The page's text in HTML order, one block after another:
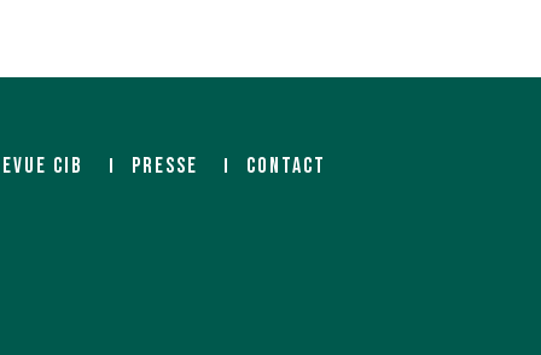
CIB PRESSE CONTACT